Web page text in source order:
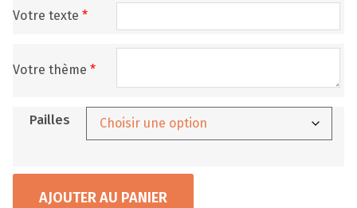
Votre texte *
Votre thème *
Pailles
AJOUTER AU PANIER